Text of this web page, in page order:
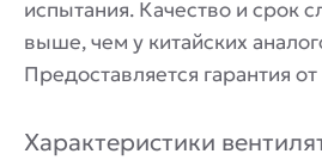
испытания. Качество и срок
выше, чем у китайских
Предоставляется гарантия
Характеристики